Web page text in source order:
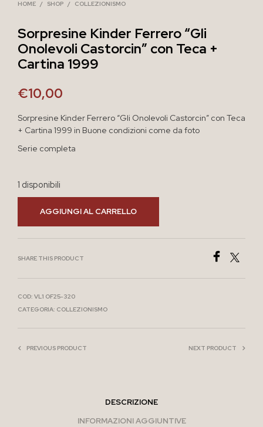
HOME / SHOP / COLLEZIONISMO
Sorpresine Kinder Ferrero “Gli
Onolevoli Castorcin” con Teca +
Cartina 1999
€10,00
Sorpresine Kinder Ferrero “Gli Onolevoli Castorcin” con Teca
+ Cartina 1999 in Buone condizioni come da foto
Serie completa
1 disponibili
AGGIUNGI AL CARRELLO
SHARE THIS PRODUCT
COD: VL1 OF25-320
CATEGORIA: COLLEZIONISMO
PREVIOUS PRODUCT NEXT PRODUCT
DESCRIZIONE
INFORMAZIONI AGGIUNTIVE